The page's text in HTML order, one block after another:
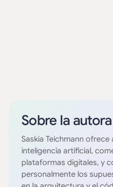
Sobre la autora
Saskia Teichmann
inteligencia artificial,
plataformas digitales, y
personalmente los